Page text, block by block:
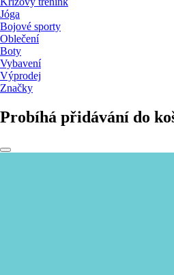
Jóga
Bojové sporty
Oblečení
Boty
Vybavení
Výprodej
Značky
Probíhá přidávání do